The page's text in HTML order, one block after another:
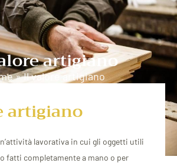
artigiano
»Il valore artigiano
artigiano
lavorativa in cui gli oggetti utili
fatti completamente a mano o per